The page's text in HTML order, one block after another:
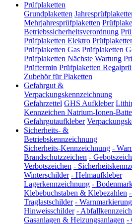
Prüfplaketten
Grundplaketten
Mehrjahresprüfplaketten
Betriebssicherheitsverordnung
Prüfplaketten Elektro
Prüfplaketten Gas Prüfplaketten
Prüfplaketten Nächste Wartung
Prüftermin Prüfplaketten
Zubehör für Plaketten
Gefahrgut &
Verpackungskennzeichnung
Gefahrzettel GHS Aufkleber
Kennzeichen Natrium-Ionen-
Gefahrgutaufkleber
Sicherheits- &
Betriebskennzeichnung
Sicherheits-Kennzeichnung -
Brandschutzzeichen -
Verbotszeichen -
Winterschilder - Helmaufkleber
Lagerkennzeichnung -
Klebebuchstaben & Klebezahlen -
Traglastschilder -
Hinweisschilder -
Gasanlagen & Heizungsanlagen -